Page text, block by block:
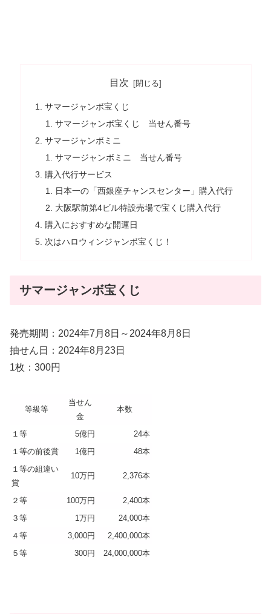
目次
サマージャンボ宝くじ
サマージャンボ宝くじ 当せん番号
サマージャンボミニ
サマージャンボミニ 当せん番号
購入代行サービス
日本一の「西銀座チャンスセンター」購入代行
大阪駅前第4ビル特設売場で宝くじ購入代行
購入におすすめな開運日
次はハロウィンジャンボ宝くじ！
サマージャンボ宝くじ
発売期間：2024年7月8日～2024年8月8日
抽せん日：2024年8月23日
1枚：300円
等級等
当せん
金
本数
１等 5億円
24本
１等の前後賞
1億円
48本
１等の組違い
賞
10万円 2,376本
２等 100万円
2,400本
３等
1万円
24,000本
４等
3,000円
2,400,000本
５等
300円 24,000,000本